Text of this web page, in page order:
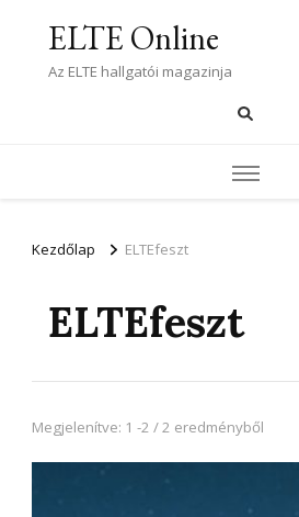
ELTE Online
Az ELTE hallgatói magazinja
Kezdőlap ELTEfeszt
ELTEfeszt
Megjelenítve: 1 -2 / 2 eredményből